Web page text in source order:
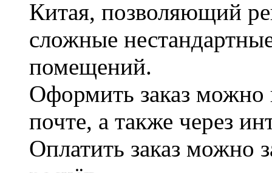
Китая, позволяющий
сложные
помещений.
Оформить заказ можно
почте, а также через
Оплатить заказ можно